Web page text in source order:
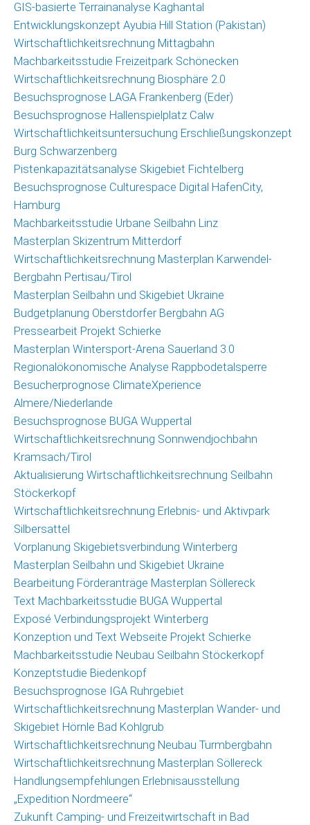
Christoph
Schrahe
Lukas
Melzer
Partnernetzwerk
Kunden
Kontakt
GIS-basierte Terrainanalyse Kaghantal
Entwicklungskonzept Ayubia Hill Station (Pakistan)
Wirtschaftlichkeitsrechnung Mittagbahn
Machbarkeitsstudie Freizeitpark Schönecken
Wirtschaftlichkeitsrechnung Biosphäre 2.0
Besuchsprognose LAGA Frankenberg (Eder)
Besuchsprognose Hallenspielplatz Calw
Wirtschaftlichkeitsuntersuchung Erschließungskonzept
Burg Schwarzenberg
Pistenkapazitätsanalyse Skigebiet Fichtelberg
Besuchsprognose Culturespace Digital HafenCity,
Hamburg
Machbarkeitsstudie Urbane Seilbahn Linz
Masterplan Skizentrum Mitterdorf
Wirtschaftlichkeitsrechnung Masterplan Karwendel-
Bergbahn Pertisau/Tirol
Masterplan Seilbahn und Skigebiet Ukraine
Budgetplanung Oberstdorfer Bergbahn AG
Pressearbeit Projekt Schierke
Masterplan Wintersport-Arena Sauerland 3.0
Regionalökonomische Analyse Rappbodetalsperre
Besucherprognose ClimateXperience
Almere/Niederlande
Besuchsprognose BUGA Wuppertal
Wirtschaftlichkeitsrechnung Sonnwendjochbahn
Kramsach/Tirol
Aktualisierung Wirtschaftlichkeitsrechnung Seilbahn
Stöckerkopf
Wirtschaftlichkeitsrechnung Erlebnis- und Aktivpark
Silbersattel
Vorplanung Skigebietsverbindung Winterberg
Masterplan Seilbahn und Skigebiet Ukraine
Bearbeitung Förderanträge Masterplan Söllereck
Text Machbarkeitsstudie BUGA Wuppertal
Exposé Verbindungsprojekt Winterberg
Konzeption und Text Webseite Projekt Schierke
Machbarkeitsstudie Neubau Seilbahn Stöckerkopf
Konzeptstudie Biedenkopf
Besuchsprognose IGA Ruhrgebiet
Wirtschaftlichkeitsrechnung Masterplan Wander- und
Skigebiet Hörnle Bad Kohlgrub
Wirtschaftlichkeitsrechnung Neubau Turmbergbahn
Wirtschaftlichkeitsrechnung Masterplan Söllereck
Handlungsempfehlungen Erlebnisausstellung
„Expedition Nordmeere“
Zukunft Camping- und Freizeitwirtschaft in Bad